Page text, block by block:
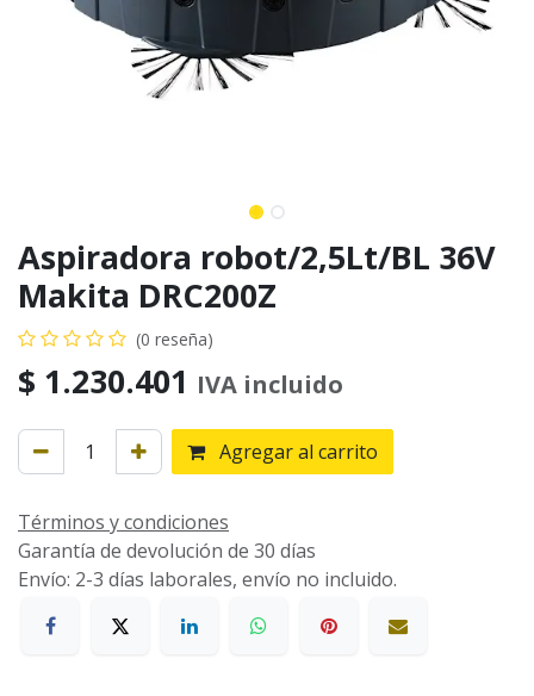
Aspiradora robot/2,5Lt/BL 36V
Makita DRC200Z
(0 reseña)
$ 1.230.401 IVA incluido
Agregar al carrito
Términos y condiciones
Garantía de devolución de 30 días
Envío: 2-3 días laborales, envío no incluido.